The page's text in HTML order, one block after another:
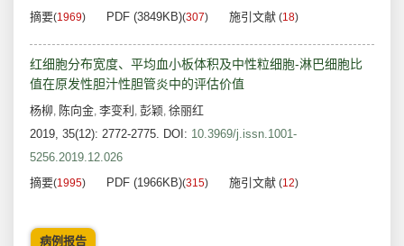
摘要(1969) PDF (3849KB)(307) 施引文献 (18)
红细胞分布宽度、平均血小板体积及中性粒细胞-淋巴细胞比
值在原发性胆汁性胆管炎中的评估价值
杨柳, 陈向金, 李变利 , 彭颖, 徐丽红
2019, 35(12): 2772-2775. DOI: 10.3969/j.issn.1001-
5256.2019.12.026
摘要(1995) PDF (1966KB)(315) 施引文献 (12)
病例报告